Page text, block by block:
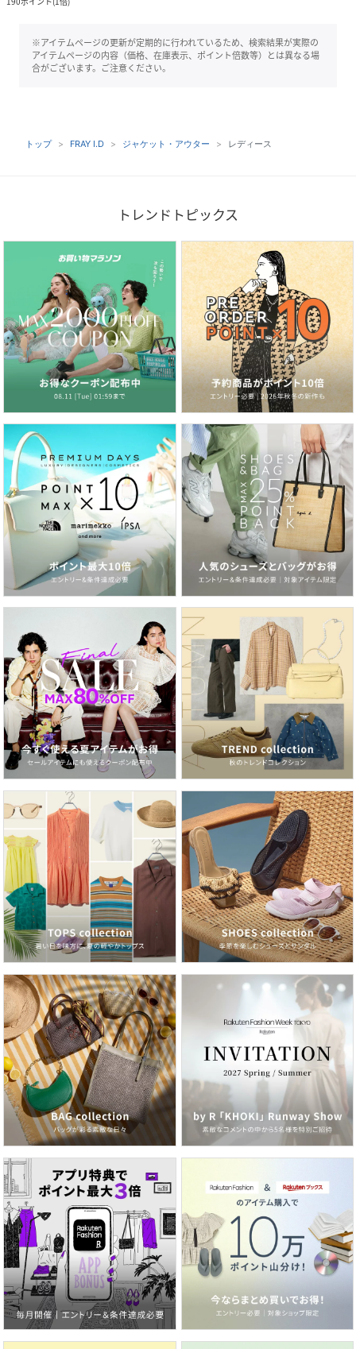
※アイテムページの更新が定期的に行われているため、検索結果が実際の
アイテムページの内容（価格、在庫表示、ポイント倍数等）とは異なる場
合がございます。ご注意ください。
トップ FRAY I.D ジャケット・アウター レディース
トレンドトピックス